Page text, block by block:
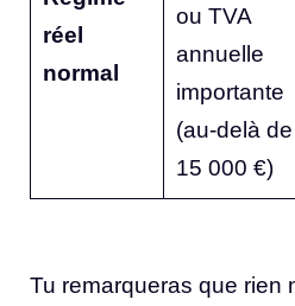
réel
normal
ou TVA
annuelle
importante
(au-delà de
15 000 €)
Tu remarqueras que rien